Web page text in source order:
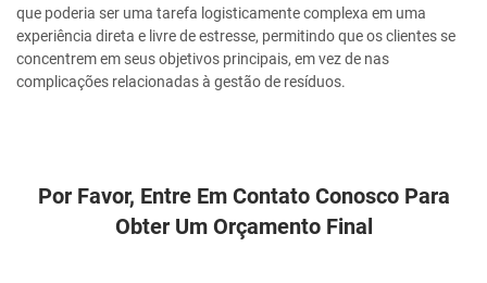
que poderia ser uma tarefa logisticamente complexa em uma
experiência direta e livre de estresse, permitindo que os clientes se
concentrem em seus objetivos principais, em vez de nas
complicações relacionadas à gestão de resíduos.
Por Favor, Entre Em Contato Conosco Para
Obter Um Orçamento Final